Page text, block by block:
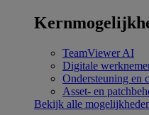
TeamViewer AI
Digitale
Ondersteuning en
Asset- en
Bekijk alle